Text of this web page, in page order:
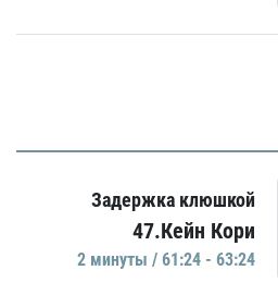
Задержка клюшкой
47.Кейн Кори
2 минуты / 61:24 - 63:24